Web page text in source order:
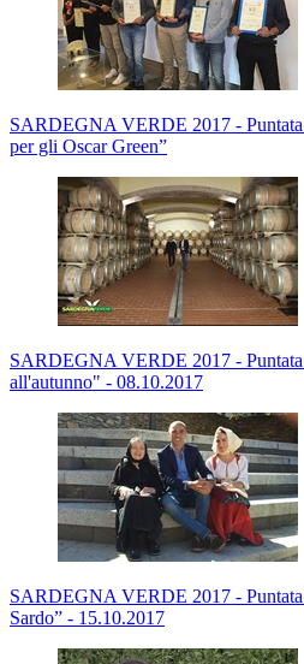
SARDEGNA VERDE 2017 -
per gli Oscar Green”
SARDEGNA VERDE 2017 -
all'autunno" - 08.10.2017
SARDEGNA VERDE 2017 - Puntata
Sardo” - 15.10.2017